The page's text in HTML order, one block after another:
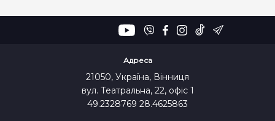
Адреса
21050, Україна, Вінниця
вул. Театральна, 22, офіс 1
49.2328769 28.4625863